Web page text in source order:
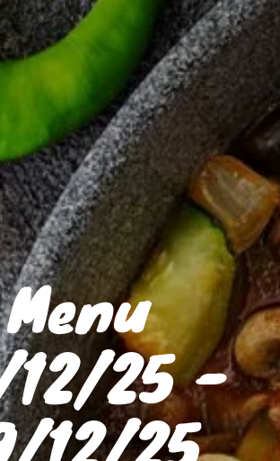
Menu
12/25 -